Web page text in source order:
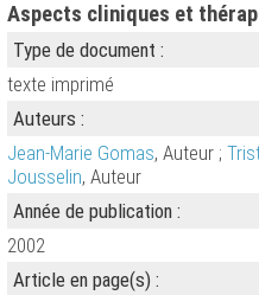
Aspects cliniques et
Type de document :
texte imprimé
Auteurs :
Jean-Marie Gomas, Auteur ;
Jousselin, Auteur
Année de publication :
2002
Article en page(s) :